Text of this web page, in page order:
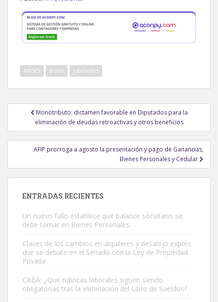
ANSES Bono Jubilados
Navegación
entradas
Monotributo: dictamen favorable en Diputados para la
eliminación de deudas retroactivas y otros beneficios
AFIP prorroga a agosto la presentación y pago de Ganancias,
Bienes Personales y Cedular
ENTRADAS RECIENTES
Un nuevo fallo establece qué balance societario se
debe tomar en Bienes Personales
Claves de los cambios en alquileres y desalojo exprés
que se debate en el Senado con la Ley de Propiedad
Privada
CABA: ¿Qué rúbricas laborales siguen siendo
obligatorias tras la eliminación del Libro de Sueldos?